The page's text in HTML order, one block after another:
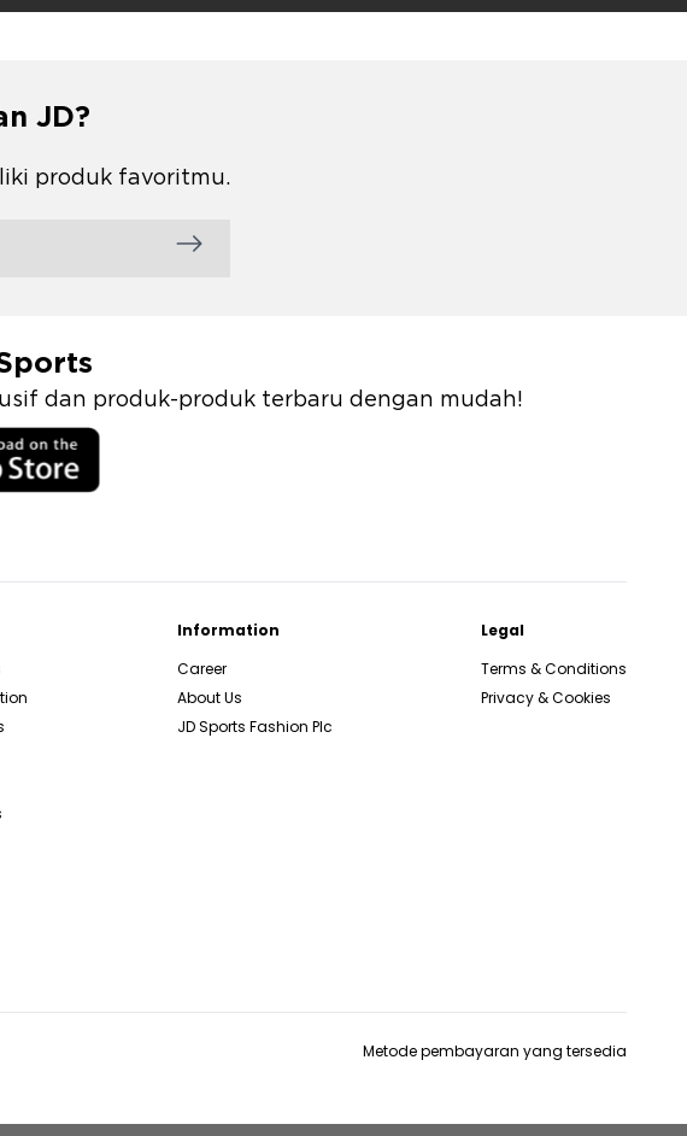
JD?
produk favoritmu.
dan produk-produk terbaru dengan mudah!
Information
Career
About Us
JD Sports Fashion Plc
Legal
Terms & Conditions
Privacy & Cookies
Metode pembayaran yang tersedia